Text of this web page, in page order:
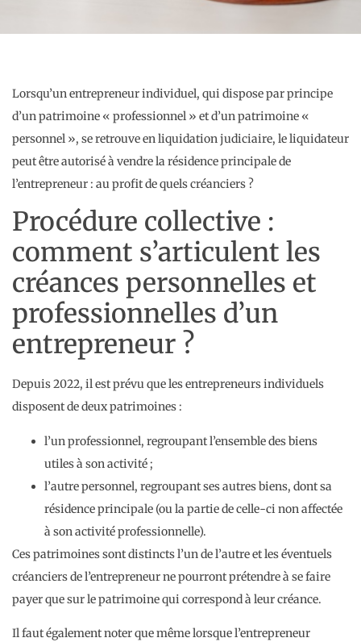
Lorsqu’un entrepreneur individuel, qui dispose par principe
d’un patrimoine « professionnel » et d’un patrimoine «
personnel », se retrouve en liquidation judiciaire, le liquidateur
peut être autorisé à vendre la résidence principale de
l’entrepreneur : au profit de quels créanciers ?
Procédure collective :
comment s’articulent les
créances personnelles et
professionnelles d’un
entrepreneur ?
Depuis 2022, il est prévu que les entrepreneurs individuels
disposent de deux patrimoines :
l’un professionnel, regroupant l’ensemble des biens
utiles à son activité ;
l’autre personnel, regroupant ses autres biens, dont sa
résidence principale (ou la partie de celle-ci non affectée
à son activité professionnelle).
Ces patrimoines sont distincts l’un de l’autre et les éventuels
créanciers de l’entrepreneur ne pourront prétendre à se faire
payer que sur le patrimoine qui correspond à leur créance.
Il faut également noter que même lorsque l’entrepreneur